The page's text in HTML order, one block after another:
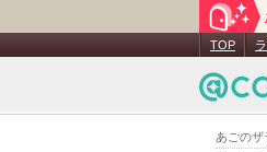
あごの
TOP